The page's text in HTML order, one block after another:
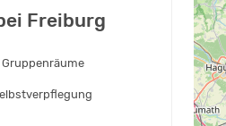
Freiburg
Gruppenräume